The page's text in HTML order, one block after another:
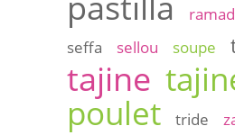
seffa
sellou soupe
tajine
poulet
tride